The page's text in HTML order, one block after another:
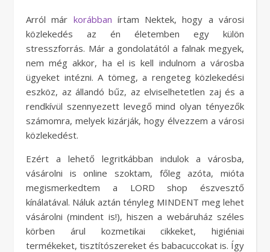
Arról már korábban írtam Nektek, hogy a városi
közlekedés az én életemben egy külön
stresszforrás. Már a gondolatától a falnak megyek,
nem még akkor, ha el is kell indulnom a városba
ügyeket intézni. A tömeg, a rengeteg közlekedési
eszköz, az állandó bűz, az elviselhetetlen zaj és a
rendkívül szennyezett levegő mind olyan tényezők
számomra, melyek kizárják, hogy élvezzem a városi
közlekedést.
Ezért a lehető legritkábban indulok a városba,
vásárolni is online szoktam, főleg azóta, mióta
megismerkedtem a LORD shop észvesztő
kínálatával. Náluk aztán tényleg MINDENT meg lehet
vásárolni (mindent is!), hiszen a webáruház széles
körben árul kozmetikai cikkeket, higiéniai
termékeket, tisztítószereket és babacuccokat is. Így